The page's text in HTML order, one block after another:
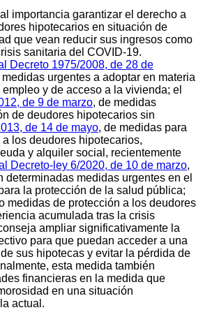
importancia garantizar el derecho a
hipotecarios en situación de
que vean reducir sus ingresos como
sanitaria del COVID-19.
Decreto 1975/2008, de 28 de
urgentes a adoptar en materia
y de acceso a la vivienda; el
de 9 de marzo, de medidas
de deudores hipotecarios sin
de 14 de mayo, de medidas para
los deudores hipotecarios,
y alquiler social, recientemente
Decreto-ley 6/2020, de 10 de marzo,
determinadas medidas urgentes en el
la protección de la salud pública;
medidas de protección a los deudores
acumulada tras la crisis
ampliar significativamente la
para que puedan acceder a una
sus hipotecas y evitar la pérdida de
esta medida también
financieras en la medida que
en una situación
actual.